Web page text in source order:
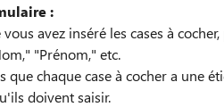
:
avez inséré les cases à
"Prénom," etc.
que chaque case à cocher a une
doivent saisir.